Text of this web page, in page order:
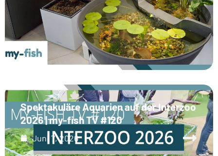
Spektakuläre Aquarien auf der Interzoo
2026 | my-fish TV #120
Juni 7, 2026